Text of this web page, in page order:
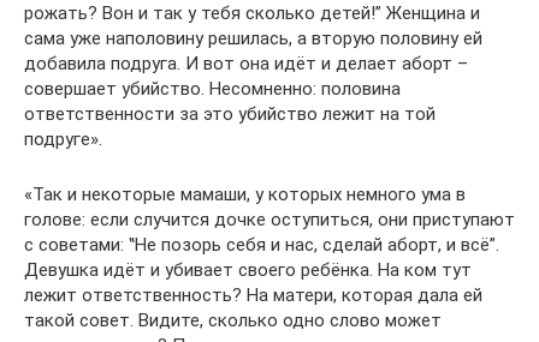
рожать? Вон и так у тебя сколько детей!” Женщина и
сама уже наполовину решилась, а вторую половину ей
добавила подруга. И вот она идёт и делает аборт –
совершает убийство. Несомненно: половина
ответственности за это убийство лежит на той
подруге».
«Так и некоторые мамаши, у которых немного ума в
голове: если случится дочке оступиться, они приступают
с советами: ‟Не позорь себя и нас, сделай аборт, и всё”.
Девушка идёт и убивает своего ребёнка. На ком тут
лежит ответственность? На матери, которая дала ей
такой совет. Видите, сколько одно слово может